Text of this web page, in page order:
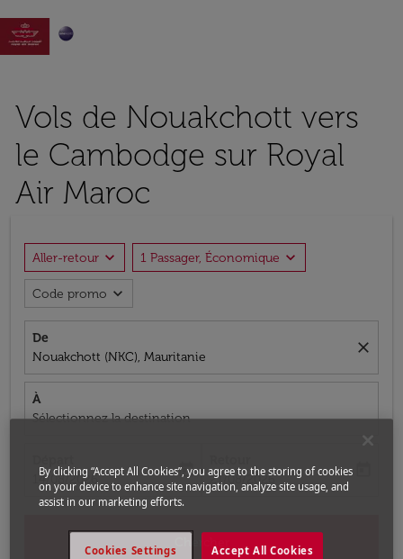

Vols de Nouakchott vers
le Cambodge sur Royal
Air Maroc
Aller-retour expand_more 1 Passager, Économique expand_more
Code promo expand_more
De
Nouakchott (NKC), Mauritanie
close
À
Sélectionnez la destination
fc-booking-departure-date-aria-label
14/08/2026
today
fc-booking-return-date-aria-label
21/08/2026
By clicking “Accept All Cookies”, you agree to the storing of cookies
on your device to enhance site navigation, analyze site usage, and
assist in our marketing efforts.
Accept All Cookies
Cookies Settings